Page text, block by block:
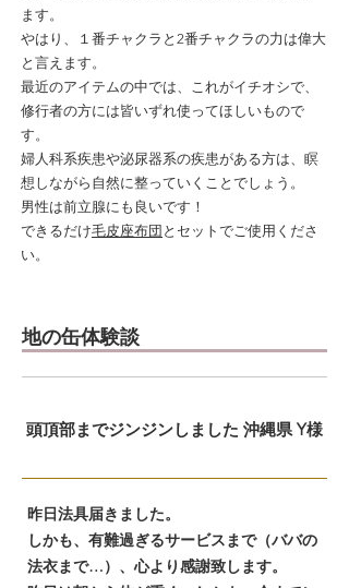
ます。
やはり、１番チャクラと2番チャクラの力は偉大
と言えます。
最近のアイテムの中では、これがイチオシで、
修行者の方には皆いずれ使ってほしいもので
す。
婦人科系疾患や泌尿器系の疾患がある方は、瞑
想しながら自然に整っていくことでしょう。
男性は前立腺にも良いです！
できるだけ毛皮座布団 とセットでご使用くださ
い。
​地の缶体験談
頭頂部までジンジンしました 沖縄県 Y様
昨日法具届きました。
しかも、有難過ぎるサービスまで（ババの
法衣まで…）、心より感謝致します。